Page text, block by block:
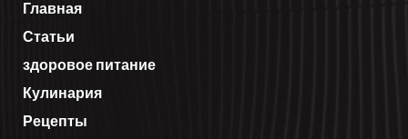
Главная
Статьи
здоровое питание
Кулинария
Рецепты